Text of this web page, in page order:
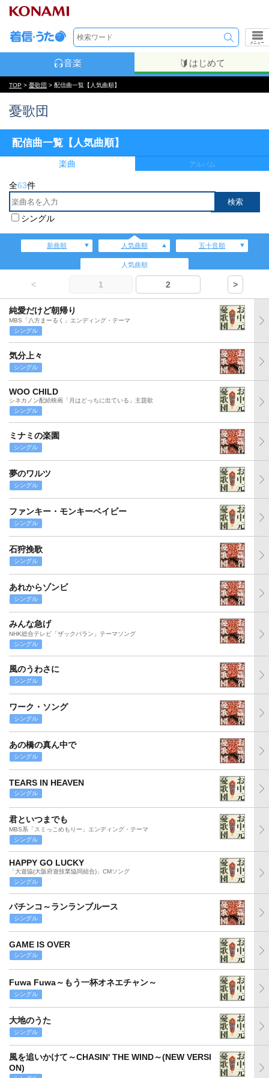
メニュー
音楽 はじめて
TOP > 憂歌団 > 配信曲一覧【人気曲順】
憂歌団
配信曲一覧【人気曲順】
楽曲 アルバム
全63件
シングル
新曲順 人気曲順 五十音順
人気曲順
< 1 2 >
純愛だけど朝帰り
MBS「八方まーるく」エンディング・テーマ
シングル
気分上々
シングル
WOO CHILD
シネカノン配給映画「月はどっちに出ている」主題歌
シングル
ミナミの楽園
シングル
夢のワルツ
シングル
ファンキー・モンキーベイビー
シングル
石狩挽歌
シングル
あれからゾンビ
シングル
みんな急げ
NHK総合テレビ「ザックバラン」テーマソング
シングル
風のうわさに
シングル
ワーク・ソング
シングル
あの橋の真ん中で
シングル
TEARS IN HEAVEN
シングル
君といつまでも
MBS系「スミっこめもりー」エンディング・テーマ
シングル
HAPPY GO LUCKY
「大遊協(大阪府遊技業協同組合)」CMソング
シングル
パチンコ～ランランブルース
シングル
GAME IS OVER
シングル
Fuwa Fuwa～もう一杯オネエチャン～
シングル
大地のうた
シングル
風を追いかけて～CHASIN' THE WIND～(NEW VERSI
ON)